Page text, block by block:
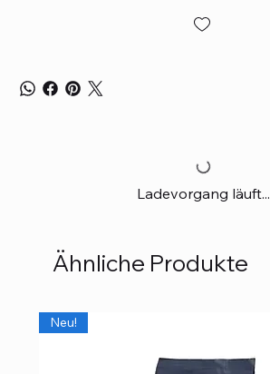
Ladevorgang läuft...
Ähnliche Produkte
Neu!